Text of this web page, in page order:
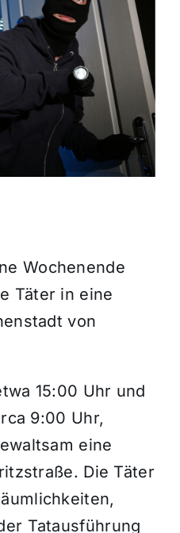
Wochenende
Täter in eine
von
15:00 Uhr und
9:00 Uhr,
eine
Die Täter
Tatausführung